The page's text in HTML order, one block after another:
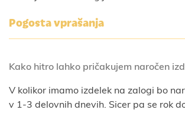
Pogosta vprašanja
Kako hitro lahko pričakujem naročen
V kolikor imamo izdelek na zalogi bo
v 1-3 delovnih dnevih. Sicer pa se rok